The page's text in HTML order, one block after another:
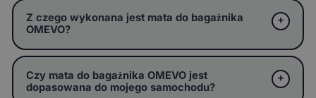
Z czego wykonana jest mata do bagażnika
OMEVO?
Czy mata do bagażnika OMEVO jest
dopasowana do mojego samochodu?